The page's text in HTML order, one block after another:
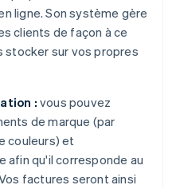
ligne. Son système gère
clients de façon à ce
stocker sur vos propres
: vous pouvez
de marque (par
couleurs) et
afin qu'il corresponde au
factures seront ainsi